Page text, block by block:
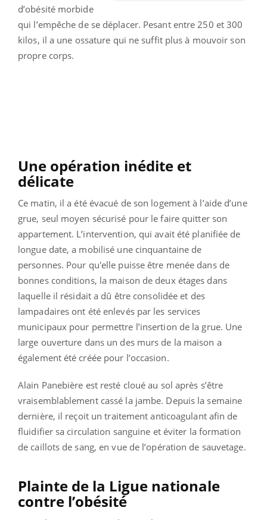
d’obésité morbide
qui l’empêche de se déplacer. Pesant entre 250 et 300
kilos, il a une ossature qui ne suffit plus à mouvoir son
propre corps.
Une opération inédite et
délicate
Ce matin, il a été évacué de son logement à l’aide d’une
grue, seul moyen sécurisé pour le faire quitter son
appartement. L’intervention, qui avait été planifiée de
longue date, a mobilisé une cinquantaine de
personnes. Pour qu'elle puisse être menée dans de
bonnes conditions, la maison de deux étages dans
laquelle il résidait a dû être consolidée et des
lampadaires ont été enlevés par les services
municipaux pour permettre l’insertion de la grue. Une
large ouverture dans un des murs de la maison a
également été créée pour l’occasion.
Alain Panebière est resté cloué au sol après s’être
vraisemblablement cassé la jambe. Depuis la semaine
dernière, il reçoit un traitement anticoagulant afin de
fluidifier sa circulation sanguine et éviter la formation
de caillots de sang, en vue de l’opération de sauvetage.
Plainte de la Ligue nationale
contre l’obésité